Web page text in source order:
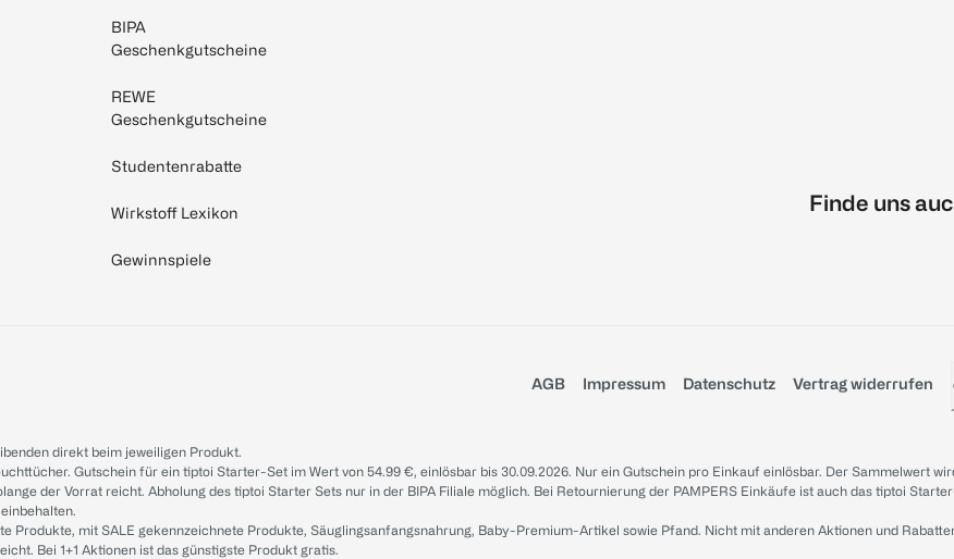
BIPA
Geschenkgutscheine
REWE
Geschenkgutscheine
Studentenrabatte
Wirkstoff Lexikon
Gewinnspiele
Finde uns
AGB Impressum Datenschutz Vertrag widerrufen
direkt beim jeweiligen Produkt.
Gutschein für ein tiptoi Starter-Set im Wert von 54.99 €, einlösbar bis 30.09.2026. Nur ein Gutschein pro Einkauf einlösbar. Der Sammelwert
der Vorrat reicht. Abholung des tiptoi Starter Sets nur in der BIPA Filiale möglich. Bei Retournierung der PAMPERS Einkäufe ist auch das tiptoi
Produkte, mit SALE gekennzeichnete Produkte, Säuglingsanfangsnahrung, Baby-Premium-Artikel sowie Pfand. Nicht mit anderen Aktionen und
Bei 1+1 Aktionen ist das günstigste Produkt gratis.